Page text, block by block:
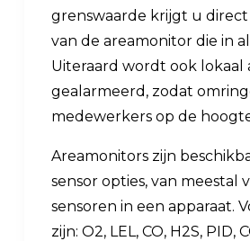
grenswaarde krijgt u direct
van de areamonitor die in
Uiteraard wordt ook lokaal
gealarmeerd, zodat
medewerkers op de
Areamonitors zijn
sensor opties, van meestal
sensoren in een apparaat.
zijn: O2, LEL, CO, H2S, PID,